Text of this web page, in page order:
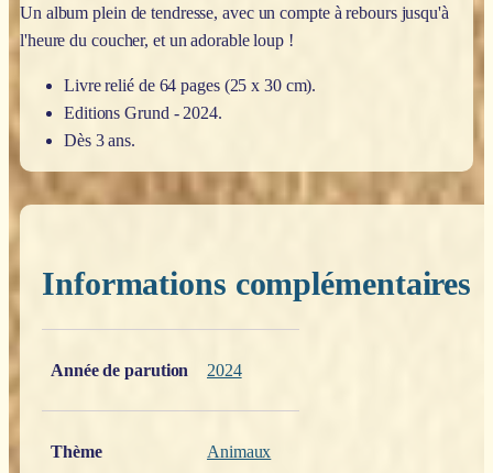
Un album plein de tendresse, avec un compte à rebours jusqu'à
l'heure du coucher, et un adorable loup !
Livre relié de 64 pages (25 x 30 cm).
Editions Grund - 2024.
Dès 3 ans.
Informations complémentaires
Année de parution
2024
Thème Animaux